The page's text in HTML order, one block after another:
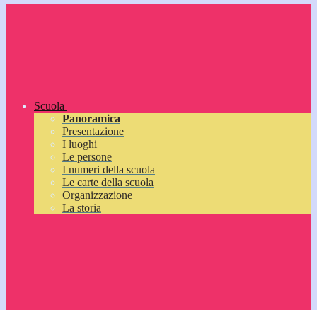
Scuola
Panoramica
Presentazione
I luoghi
Le persone
I numeri della scuola
Le carte della scuola
Organizzazione
La storia